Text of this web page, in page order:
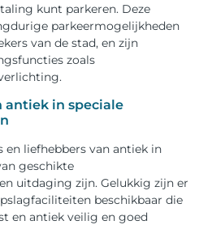
kunt parkeren. Deze
parkeermogelijkheden
van de stad, en zijn
zoals
antiek in speciale
en liefhebbers van antiek in
geschikte
uitdaging zijn. Gelukkig zijn er
beschikbaar die
en antiek veilig en goed